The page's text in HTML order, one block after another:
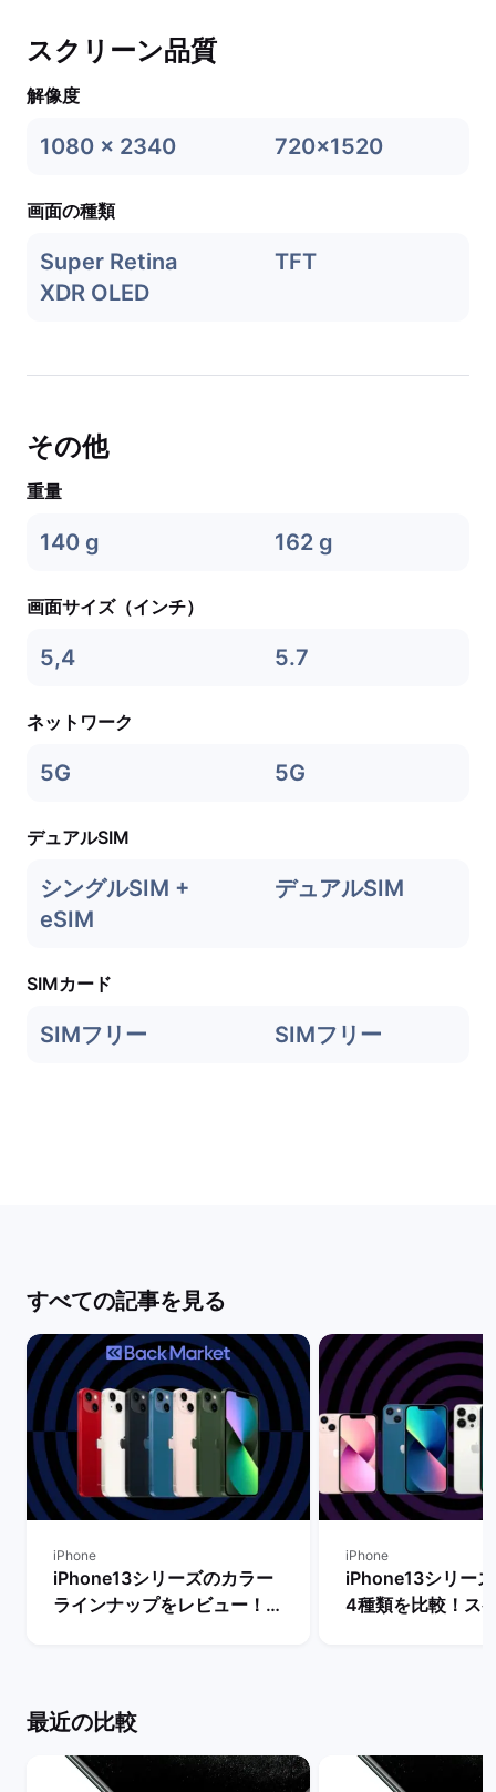
スクリーン品質
解像度
1080 x 2340 720x1520
画面の種類
Super Retina
XDR OLED
TFT
その他
重量
140 g 162 g
画面サイズ（インチ）
5,4 5.7
ネットワーク
5G 5G
デュアルSIM
シングルSIM +
eSIM
デュアルSIM
SIMカード
SIMフリー SIMフリー
すべての記事を見る
iPhone
iPhone13シリーズのカラー
ラインナップをレビュー！
iPhone
iPhone13シリー
4種類を比較！ス
最近の比較